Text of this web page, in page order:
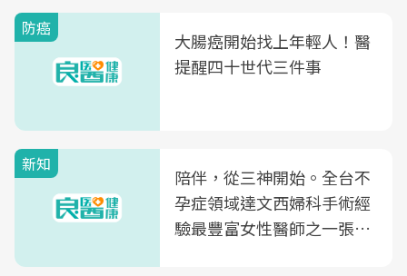
防癌
大腸癌開始找上年輕人！醫
提醒四十世代三件事
新知
陪伴，從三神開始。全台不
孕症領域達文西婦科手術經
驗最豐富女性醫師之一張永